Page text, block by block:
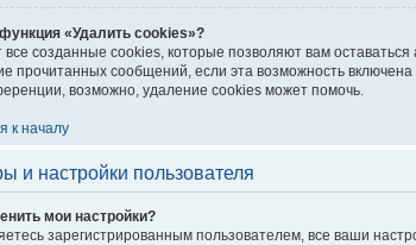
«Удалить cookies»?
созданные cookies, которые позволяют вам
прочитанных сообщений, если эта возможность
возможно, удаление cookies может помочь.
к началу
и настройки пользователя
мои настройки?
зарегистрированным пользователем, все ваши